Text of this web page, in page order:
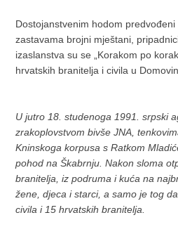
Dostojanstvenim hodom
zastavama brojni mještani,
izaslanstva su se „Korakom po
hrvatskih branitelja i civila u
U jutro 18. studenoga 1991. srpski
zrakoplovstvom bivše JNA,
Kninskoga korpusa s Ratkom
pohod na Škabrnju. Nakon sloma
branitelja, iz podruma i kuća na
žene, djeca i starci, a samo je tog
civila i 15 hrvatskih branitelja.